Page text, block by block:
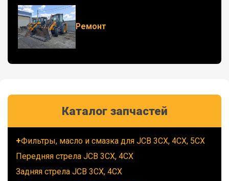
Ремонт
Каталог запчастей
Фильтры, масло и смазка для JCB 3CX, 4CX, 5CX
Передняя стрела JCB 3CX, 4CX
Задняя стрела JCB 3CX, 4CX